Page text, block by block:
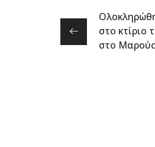
στο κτίριο
στο